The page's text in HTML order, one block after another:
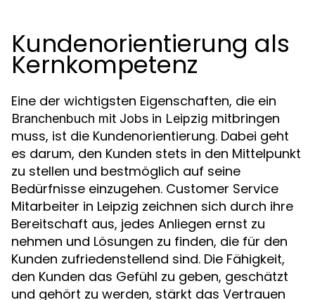
Kundenorientierung als
Kernkompetenz
Eine der wichtigsten Eigenschaften, die ein
Branchenbuch mit Jobs in Leipzig mitbringen
muss, ist die Kundenorientierung. Dabei geht
es darum, den Kunden stets in den Mittelpunkt
zu stellen und bestmöglich auf seine
Bedürfnisse einzugehen. Customer Service
Mitarbeiter in Leipzig zeichnen sich durch ihre
Bereitschaft aus, jedes Anliegen ernst zu
nehmen und Lösungen zu finden, die für den
Kunden zufriedenstellend sind. Die Fähigkeit,
den Kunden das Gefühl zu geben, geschätzt
und gehört zu werden, stärkt das Vertrauen